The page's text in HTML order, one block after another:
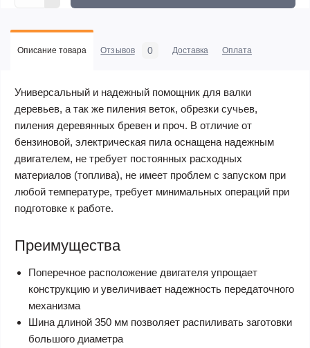
Описание товара Отзывов 0 Доставка Оплата
Универсальный и надежный помощник для валки
деревьев, а так же пиления веток, обрезки сучьев,
пиления деревянных бревен и проч. В отличие от
бензиновой, электрическая пила оснащена надежным
двигателем, не требует постоянных расходных
материалов (топлива), не имеет проблем с запуском при
любой температуре, требует минимальных операций при
подготовке к работе.
Преимущества
Поперечное расположение двигателя упрощает
конструкцию и увеличивает надежность передаточного
механизма
Шина длиной 350 мм позволяет распиливать заготовки
большого диаметра